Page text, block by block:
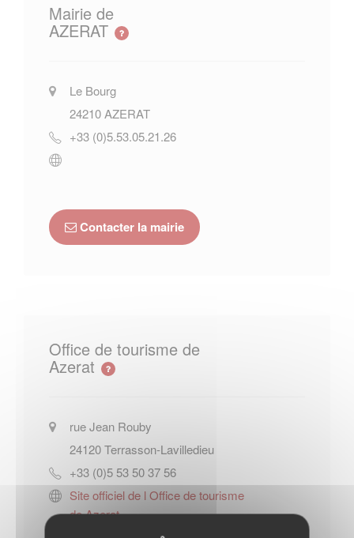
Mairie de
AZERAT
Le Bourg
24210 AZERAT
+33 (0)5.53.05.21.26
Contacter la mairie
Office de tourisme de
Azerat
rue Jean Rouby
24120Terrasson-Lavilledieu
+33 (0)5 53 50 37 56
Site officiel de l Office de tourisme
de Azerat